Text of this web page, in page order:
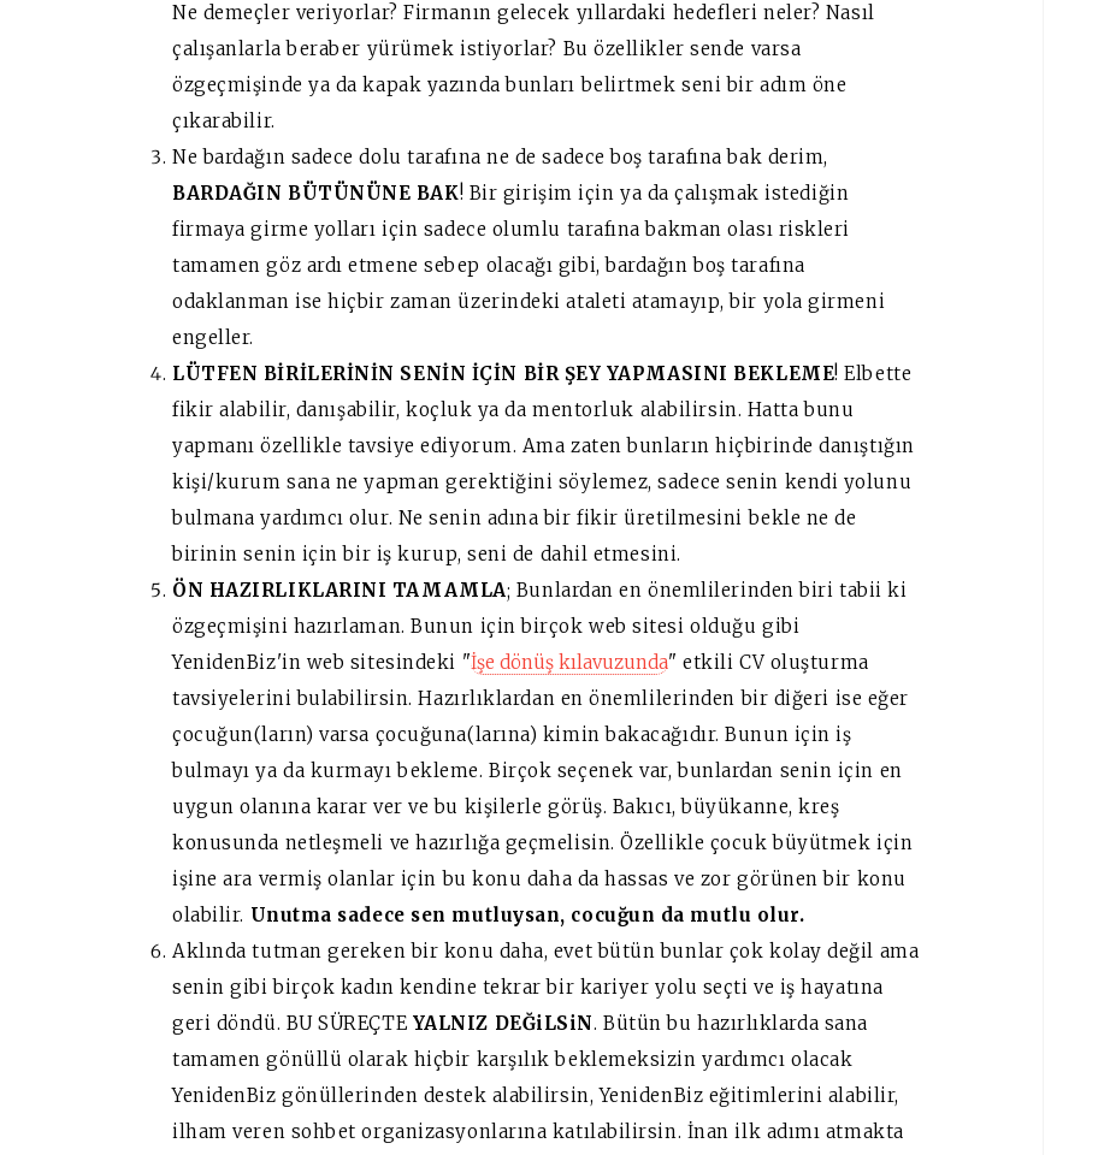
Ne demeçler veriyorlar? Firmanın gelecek yıllardaki hedefleri neler? Nasıl
çalışanlarla beraber yürümek istiyorlar? Bu özellikler sende varsa
özgeçmişinde ya da kapak yazında bunları belirtmek seni bir adım öne
çıkarabilir.
Ne bardağın sadece dolu tarafına ne de sadece boş tarafına bak derim,
BARDAĞIN BÜTÜNÜNE BAK! Bir girişim için ya da çalışmak istediğin
firmaya girme yolları için sadece olumlu tarafına bakman olası riskleri
tamamen göz ardı etmene sebep olacağı gibi, bardağın boş tarafına
odaklanman ise hiçbir zaman üzerindeki ataleti atamayıp, bir yola girmeni
engeller.
LÜTFEN BİRİLERİNİN SENİN İÇİN BİR ŞEY YAPMASINI BEKLEME! Elbette
fikir alabilir, danışabilir, koçluk ya da mentorluk alabilirsin. Hatta bunu
yapmanı özellikle tavsiye ediyorum. Ama zaten bunların hiçbirinde danıştığın
kişi/kurum sana ne yapman gerektiğini söylemez, sadece senin kendi yolunu
bulmana yardımcı olur. Ne senin adına bir fikir üretilmesini bekle ne de
birinin senin için bir iş kurup, seni de dahil etmesini.
ÖN HAZIRLIKLARINI TAMAMLA; Bunlardan en önemlilerinden biri tabii ki
özgeçmişini hazırlaman. Bunun için birçok web sitesi olduğu gibi
YenidenBiz'in web sitesindeki "İşe dönüş kılavuzunda" etkili CV oluşturma
tavsiyelerini bulabilirsin. Hazırlıklardan en önemlilerinden bir diğeri ise eğer
çocuğun(ların) varsa çocuğuna(larına) kimin bakacağıdır. Bunun için iş
bulmayı ya da kurmayı bekleme. Birçok seçenek var, bunlardan senin için en
uygun olanına karar ver ve bu kişilerle görüş. Bakıcı, büyükanne, kreş
konusunda netleşmeli ve hazırlığa geçmelisin. Özellikle çocuk büyütmek için
işine ara vermiş olanlar için bu konu daha da hassas ve zor görünen bir konu
olabilir. Unutma sadece sen mutluysan, cocuğun da mutlu olur.
Aklında tutman gereken bir konu daha, evet bütün bunlar çok kolay değil ama
senin gibi birçok kadın kendine tekrar bir kariyer yolu seçti ve iş hayatına
geri döndü. BU SÜREÇTE YALNIZ DEĞiLSiN. Bütün bu hazırlıklarda sana
tamamen gönüllü olarak hiçbir karşılık beklemeksizin yardımcı olacak
YenidenBiz gönüllerinden destek alabilirsin, YenidenBiz eğitimlerini alabilir,
ilham veren sohbet organizasyonlarına katılabilirsin. İnan ilk adımı atmakta